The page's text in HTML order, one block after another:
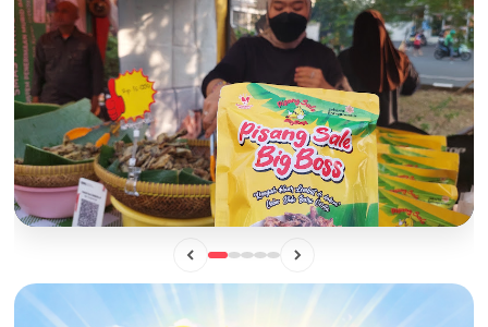
Mengintip Manisnya Peluang Usaha "Pisang Sale Big Boss",
Camilan Lokal yang Siap Naik Kelas